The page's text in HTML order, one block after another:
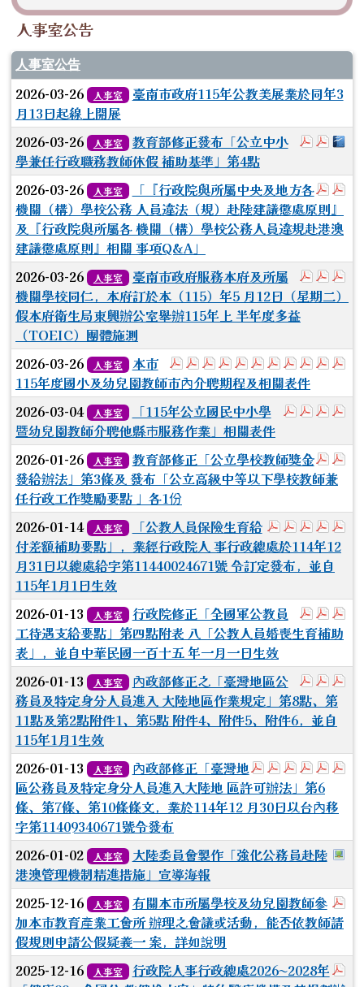
人事室公告
人事室公告
2026-03-26 人事室
臺南市政府115年公教美展業於同年3
月13日起線上開展
於彈跳
於彈
2026-03-26 人事室
教育部修正發布「公立中小
學兼任行政職務教師休假 補助基準」第4點
於彈
2026-03-26 人事室
「『行政院與所屬中央及地方各
機關（構）學校公務 人員違法（規）赴陸建議懲處原則』
及『行政院與所屬各 機關（構）學校公務人員違規赴港澳
建議懲處原則』相關 事項Q&A」
於彈跳
於彈
2026-03-26 人事室
臺南市政府服務本府及所屬
機關學校同仁，本府訂於本（115）年5 月12日（星期二）
假本府衛生局東興辦公室舉辦115年上 半年度多益
（TOEIC）團體施測
於彈跳視窗觀看：1.115年度
於彈跳視窗觀看：2.實驗
於彈跳視窗觀看：3.新
於彈跳視窗觀看：4.
於彈跳視窗觀看：
於彈跳視窗觀
於彈跳視窗
於彈跳視
於彈跳
於彈
2026-03-26 人事室
本市
115年度國小及幼兒園教師市內介聘期程及相關表件
於彈跳視
於彈跳
於彈
2026-03-04 人事室
「115年公立國民中小學
暨幼兒園教師介聘他縣巿服務作業」相關表件
於彈
2026-01-26 人事室
教育部修正「公立學校教師獎金
發給辦法」第3條及 發布「公立高級中等以下學校教師兼
任行政工作獎勵要點 」各1份
於彈跳視窗
於彈跳視
於彈跳
於彈
2026-01-14 人事室
「公教人員保險生育給
付差額補助要點」，業經行政院人 事行政總處於114年12
月31日以總處給字第11440024671號 令訂定發布，並自
115年1月1日生效
於彈跳
於彈
2026-01-13 人事室
行政院修正「全國軍公教員
工待遇支給要點」第四點附表 八「公教人員婚喪生育補助
表」，並自中華民國一百十五 年一月一日生效
於彈跳
於彈
2026-01-13 人事室
內政部修正之「臺灣地區公
務員及特定身分人員進入 大陸地區作業規定」第8點、第
11點及第2點附件1、第5點 附件4、附件5、附件6，並自
115年1月1生效
於彈跳視窗觀
於彈跳視窗
於彈跳視
於彈跳
於彈
2026-01-13 人事室
內政部修正「臺灣地
區公務員及特定身分人員進入大陸地 區許可辦法」第6
條、第7條、第10條條文，業於114年12 月30日以台內移
字第11409340671號令發布
2026-01-02 人事室
大陸委員會製作「強化公務員赴陸
港澳管理機制精進措施」宣導海報
2025-12-16 人事室
有關本市所屬學校及幼兒園教師參
加本市教育產業工會所 辦理之會議或活動，能否依教師請
假規則申請公假疑義一 案，詳如說明
2025-12-16 人事室
行政院人事行政總處2026~2028年